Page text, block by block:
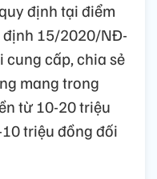
định tại điểm
định 15/2020/NĐ-
cung cấp, chia sẻ
mang trong
từ 10-20 triệu
triệu đồng đối